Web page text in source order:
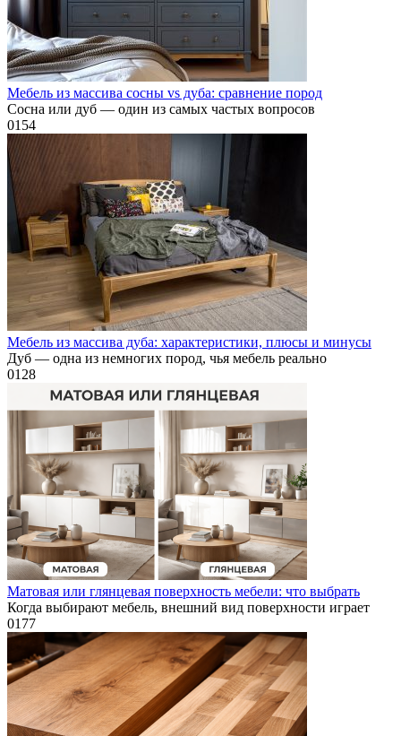
Мебель из массива сосны vs дуба: сравнение пород
Сосна или дуб — один из самых частых вопросов
0154
Мебель из массива дуба: характеристики, плюсы и минусы
Дуб — одна из немногих пород, чья мебель реально
0128
Матовая или глянцевая поверхность мебели: что выбрать
Когда выбирают мебель, внешний вид поверхности играет
0177